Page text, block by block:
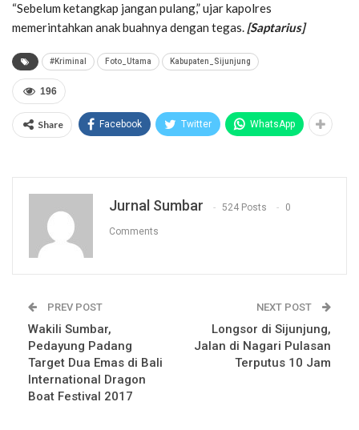
“Sebelum ketangkap jangan pulang,” ujar kapolres
memerintahkan anak buahnya dengan tegas. [Saptarius]
#Kriminal Foto_Utama Kabupaten_Sijunjung
196
Share Facebook Twitter WhatsApp
Jurnal Sumbar 524 Posts 0
Comments
PREV POST
Wakili Sumbar,
Pedayung Padang
Target Dua Emas di Bali
International Dragon
Boat Festival 2017
NEXT POST
Longsor di Sijunjung,
Jalan di Nagari Pulasan
Terputus 10 Jam